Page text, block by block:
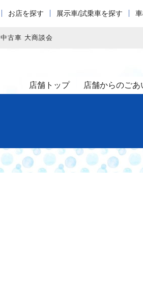
お店を探す 展示車/試乗車を探す
中古車 大商談会
店舗トップ 店舗からのごあ